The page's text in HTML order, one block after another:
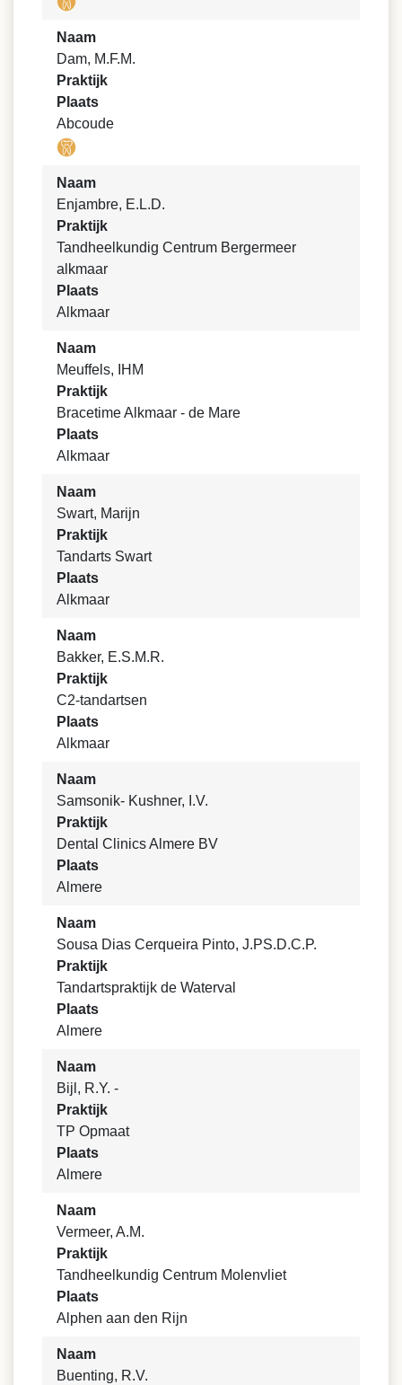
Naam
Dam, M.F.M.
Praktijk
Plaats
Abcoude
Naam
Enjambre, E.L.D.
Praktijk
Tandheelkundig Centrum Bergermeer
alkmaar
Plaats
Alkmaar
Naam
Meuffels, IHM
Praktijk
Bracetime Alkmaar - de Mare
Plaats
Alkmaar
Naam
Swart, Marijn
Praktijk
Tandarts Swart
Plaats
Alkmaar
Naam
Bakker, E.S.M.R.
Praktijk
C2-tandartsen
Plaats
Alkmaar
Naam
Samsonik- Kushner, I.V.
Praktijk
Dental Clinics Almere BV
Plaats
Almere
Naam
Sousa Dias Cerqueira Pinto, J.PS.D.C.P.
Praktijk
Tandartspraktijk de Waterval
Plaats
Almere
Naam
Bijl, R.Y. -
Praktijk
TP Opmaat
Plaats
Almere
Naam
Vermeer, A.M.
Praktijk
Tandheelkundig Centrum Molenvliet
Plaats
Alphen aan den Rijn
Naam
Buenting, R.V.